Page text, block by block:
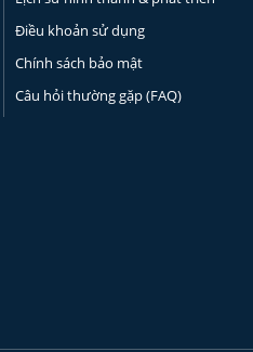
Điều khoản sử dụng
Chính sách bảo mật
Câu hỏi thường gặp (FAQ)